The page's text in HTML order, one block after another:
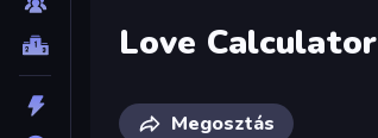
Love Calculator
Megosztás